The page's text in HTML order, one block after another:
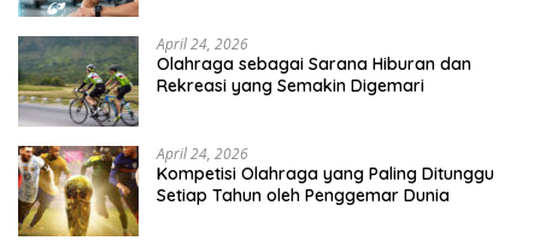
April 24, 2026
Olahraga sebagai Sarana Hiburan dan
Rekreasi yang Semakin Digemari
April 24, 2026
Kompetisi Olahraga yang Paling Ditunggu
Setiap Tahun oleh Penggemar Dunia